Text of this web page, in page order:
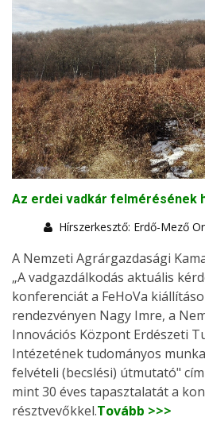
Az erdei vadkár felmérésének
Hírszerkesztő: Erdő-Mező
A Nemzeti Agrárgazdasági
„A vadgazdálkodás aktuális
konferenciát a FeHoVa
rendezvényen Nagy Imre, a
Innovációs Központ Erdészeti
Intézetének tudományos
felvételi (becslési) útmutató"
mint 30 éves tapasztalatát a
résztvevőkkel.Tovább >>>